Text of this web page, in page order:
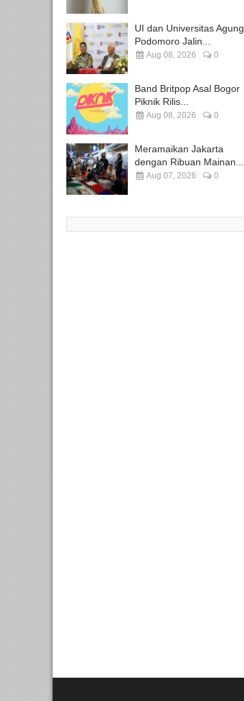
UI dan Universitas Agung
Podomoro Jalin...
Aug 08, 2026 0
Band Britpop Asal Bogor
Piknik Rilis...
Aug 08, 2026 0
Meramaikan Jakarta
dengan Ribuan Mainan...
Aug 07, 2026 0